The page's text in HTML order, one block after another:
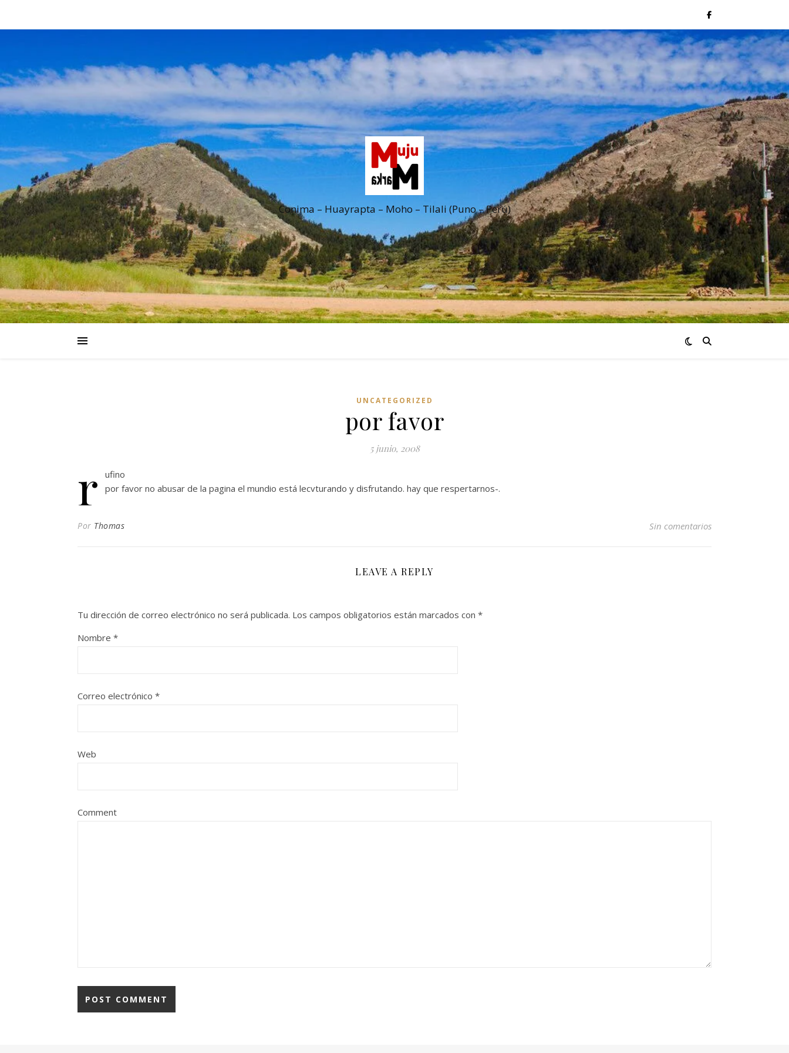
Conima – Huayrapta – Moho – Tilali (Puno – Perú)
UNCATEGORIZED
por favor
5 junio, 2008
r
ufino
por favor no abusar de la pagina el mundio está lecvturando y disfrutando. hay que respertarnos-.
Por Thomas Sin comentarios
LEAVE A REPLY
Tu dirección de correo electrónico no será publicada. Los campos obligatorios están marcados con *
Nombre *
Correo electrónico *
Web
Comment